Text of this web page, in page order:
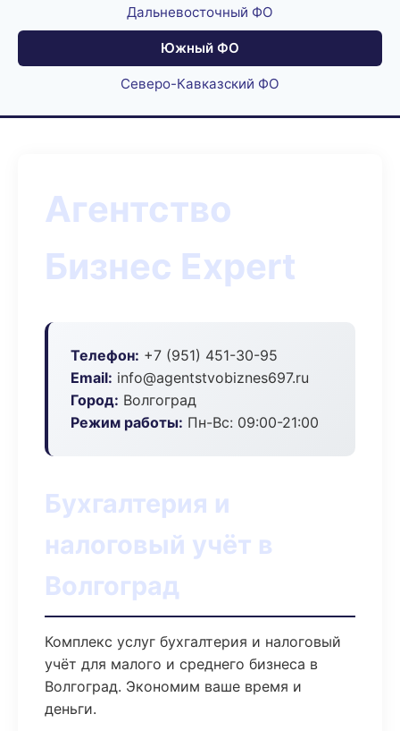
Дальневосточный ФО
Южный ФО
Северо-Кавказский ФО
Агентство
Бизнес Expert
Телефон: +7 (951) 451-30-95
Email: info@agentstvobiznes697.ru
Город: Волгоград
Режим работы: Пн-Вс: 09:00-21:00
Бухгалтерия и
налоговый учёт в
Волгоград
Комплекс услуг бухгалтерия и налоговый
учёт для малого и среднего бизнеса в
Волгоград. Экономим ваше время и
деньги.